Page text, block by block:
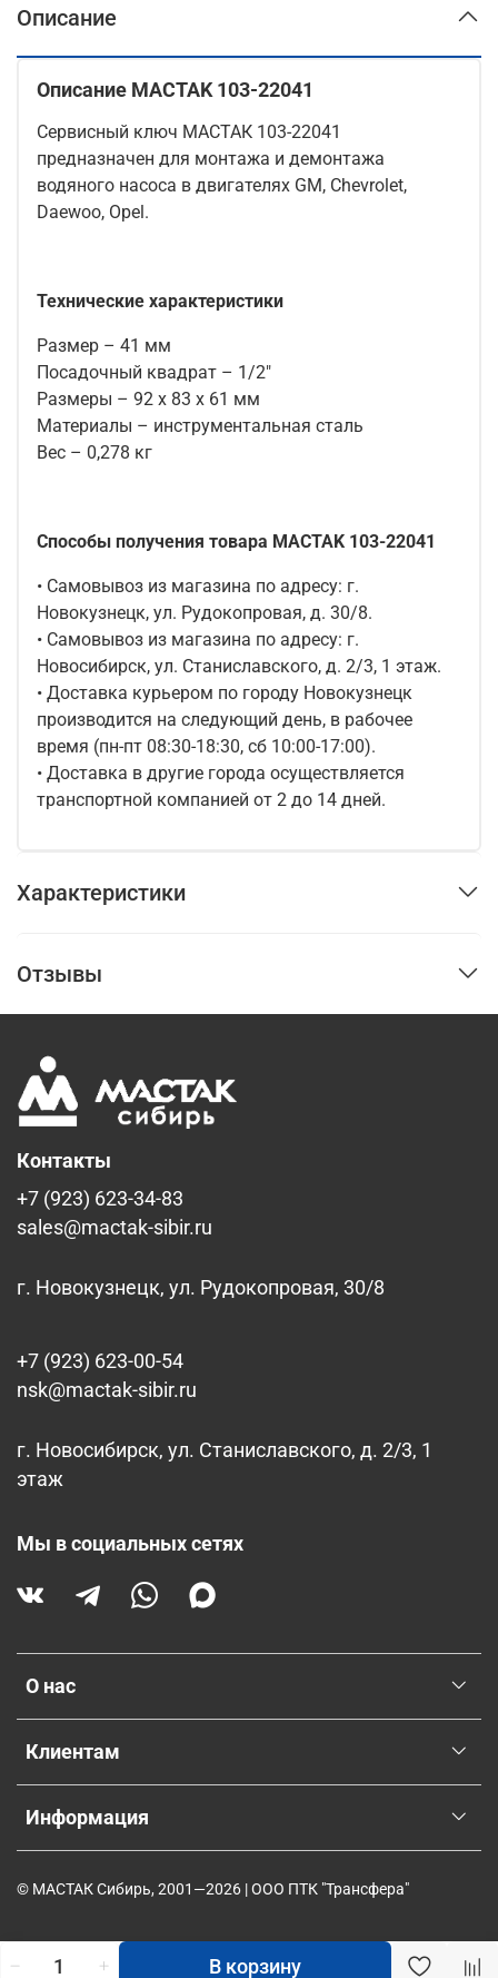
В корзину
Описание
Описание MACTAK 103-22041
Сервисный ключ МАСТАК 103-22041
предназначен для монтажа и демонтажа
водяного насоса в двигателях GM, Chevrolet,
Daewoo, Opel.
Технические характеристики
Размер – 41 мм
Посадочный квадрат – 1/2"
Размеры – 92 х 83 х 61 мм
Материалы – инструментальная сталь
Вес – 0,278 кг
Способы получения товара MACTAK 103-22041
• Самовывоз из магазина по адресу: г.
Новокузнецк, ул. Рудокопровая, д. 30/8.
• Самовывоз из магазина по адресу: г.
Новосибирск, ул. Станиславского, д. 2/3, 1 этаж.
• Доставка курьером по городу Новокузнецк
производится на следующий день, в рабочее
время (пн-пт 08:30-18:30, сб 10:00-17:00).
• Доставка в другие города осуществляется
транспортной компанией от 2 до 14 дней.
Характеристики
Отзывы
О нас
Клиентам
Информация
Контакты
+7 (923) 623-34-83
sales@mactak-sibir.ru
г. Новокузнецк, ул. Рудокопровая, 30/8
+7 (923) 623-00-54
nsk@mactak-sibir.ru
г. Новосибирск, ул. Станиславского, д. 2/3, 1
этаж
Мы в социальных сетях
© МАСТАК Сибирь, 2001—2026 | ООО ПТК "Трансфера"